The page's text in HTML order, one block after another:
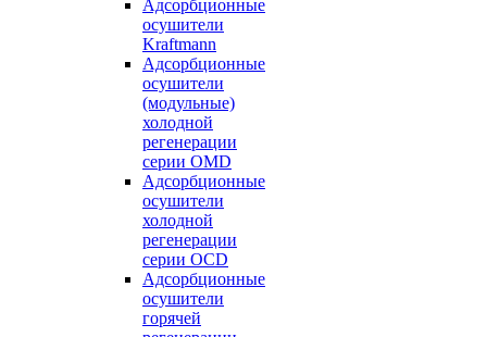
Адсорбционные
осушители
Kraftmann
Адсорбционные
осушители
(модульные)
холодной
регенерации
серии OMD
Адсорбционные
осушители
холодной
регенерации
серии OCD
Адсорбционные
осушители
горячей